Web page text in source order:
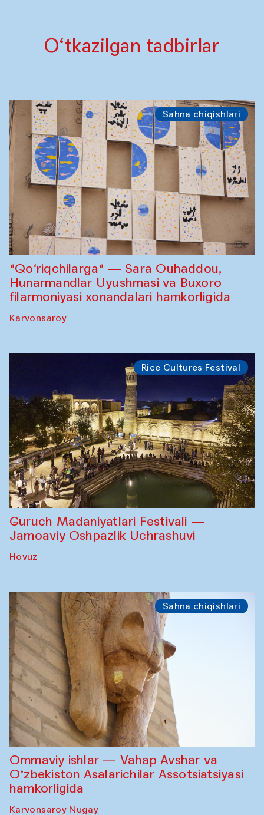
O‘tkazilgan tadbirlar
Sahna chiqishlari
"Qo‘riqchilarga" — Sara Ouhaddou,
Hunarmandlar Uyushmasi va Buxoro
filarmoniyasi xonandalari hamkorligida
Karvonsaroy
Rice Cultures Festival
Guruch Madaniyatlari Festivali —
Jamoaviy Oshpazlik Uchrashuvi
Hovuz
Sahna chiqishlari
Ommaviy ishlar — Vahap Avshar va
O‘zbekiston Asalarichilar Assotsiatsiyasi
hamkorligida
Karvonsaroy Nugay